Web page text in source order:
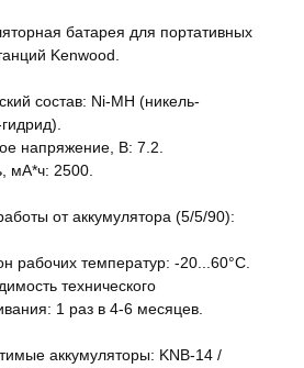
батарея для портативных
Kenwood.
состав: Ni-MH (никель-
напряжение, В: 7.2.
мА*ч: 2500.
от аккумулятора (5/5/90):
рабочих температур: -20...60°С.
технического
1 раз в 4-6 месяцев.
аккумуляторы: KNB-14 /